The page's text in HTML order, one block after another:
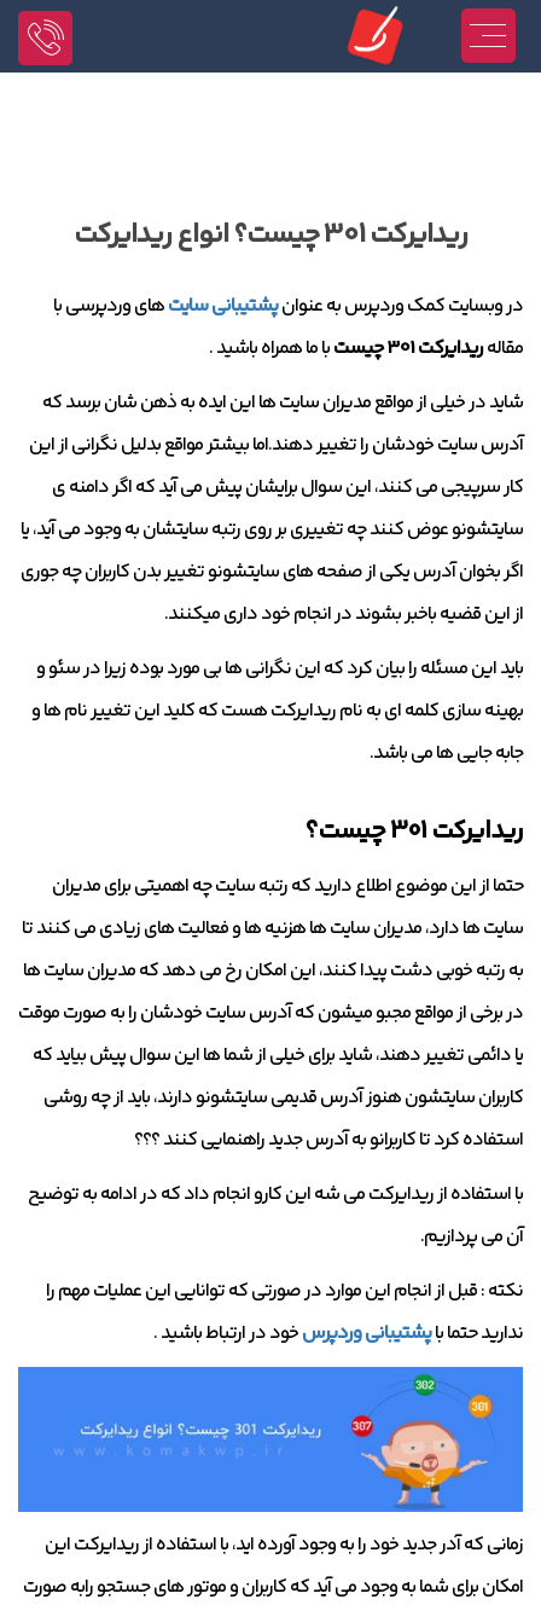
ریدایرکت 301 چیست؟ انواع ریدایرکت
در وبسایت کمک وردپرس به عنوانپشتیبانی سایتهای وردپرسی با
مقالهریدایرکت 301 چیست
با ما همراه باشید .
شاید در خیلی از مواقع مدیران سایت ها این ایده به ذهن شان برسد که
آدرس سایت خودشان را تغییر دهند.اما بیشتر مواقع بدلیل نگرانی از این
کار سرپیجی می کنند، این سوال برایشان پیش می آید که اگر دامنه ی
سایتشونو عوض کنند چه تغییری بر روی رتبه سایتشان به وجود می آید، یا
اگر بخوان آدرس یکی از صفحه های سایتشونو تغییر بدن کاربران چه جوری
از این قضیه باخبر بشوند در انجام خود داری میکنند.
باید این مسئله را بیان کرد که این نگرانی ها بی مورد بوده زیرا در سئو و
بهینه سازی کلمه ای به نام ریدایرکت هست که کلید این تغییر نام ها و
جابه جایی ها می باشد.
ریدایرکت 301 چیست؟
حتما از این موضوع اطلاع دارید که رتبه سایت چه اهمیتی برای مدیران
سایت ها دارد، مدیران سایت ها هزنیه ها و فعالیت های زیادی می کنند تا
به رتبه خوبی دشت پیدا کنند، این امکان رخ می دهد که مدیران سایت ها
در برخی از مواقع مجبو میشون که آدرس سایت خودشان را به صورت موقت
یا دائمی تغییر دهند، شاید برای خیلی از شما ها این سوال پیش بیاید که
کاربران سایتشون هنوز آدرس قدیمی سایتشونو دارند، باید از چه روشی
استفاده کرد تا کاربرانو به آدرس جدید راهنمایی کنند ؟؟؟
با استفاده از ریدایرکت می شه این کارو انجام داد که در ادامه به توضیح
آن می پردازیم.
نکته : قبل از انجام این موارد در صورتی که توانایی این عملیات مهم را
ندارید حتما باپشتیبانی وردپرسخود در ارتباط باشید .
زمانی که آدر جدید خود را به وجود آورده اید، با استفاده از ریدایرکت این
امکان برای شما به وجود می آید که کاربران و موتور های جستجو رابه صورت